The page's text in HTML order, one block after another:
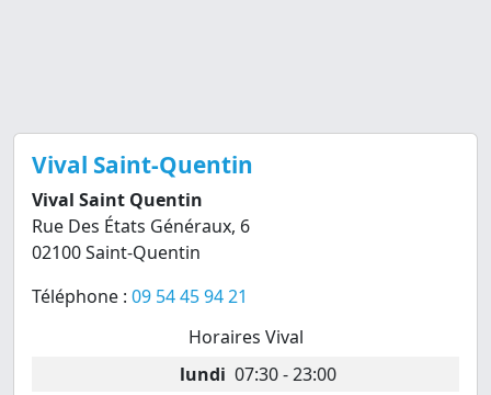
Vival Saint-Quentin
Vival Saint Quentin
Rue Des États Généraux, 6
02100 Saint-Quentin
Téléphone : 09 54 45 94 21
Horaires Vival
lundi 07:30 - 23:00